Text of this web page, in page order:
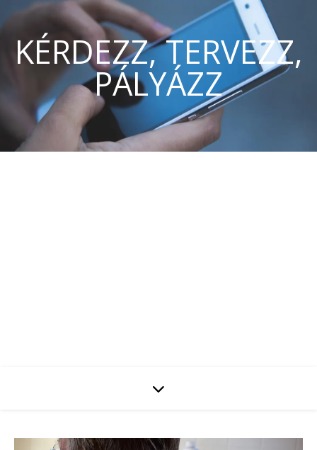
KÉRDEZZ, TERVEZZ,
PÁLYÁZZ